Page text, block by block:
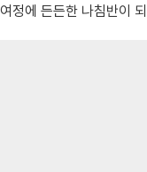
여정에 든든한 나침반이